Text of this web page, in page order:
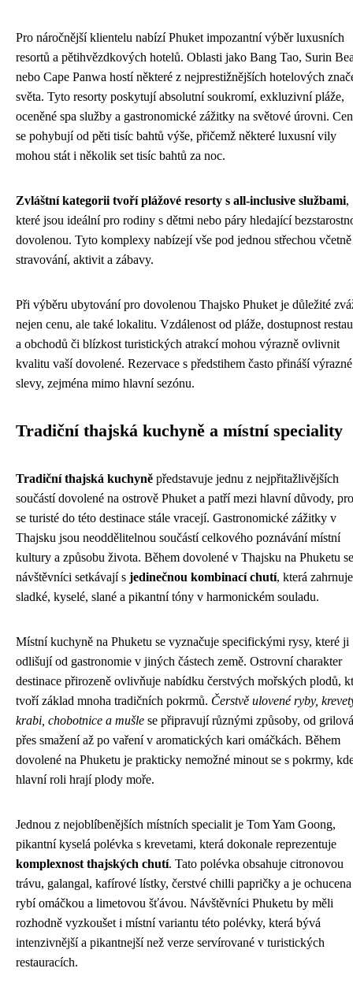
Pro náročnější klientelu nabízí Phuket impozantní výběr luxusních
resortů a pětihvězdkových hotelů. Oblasti jako Bang Tao, Surin
nebo Cape Panwa hostí některé z nejprestižnějších hotelových
světa. Tyto resorty poskytují absolutní soukromí, exkluzivní pláže,
oceněné spa služby a gastronomické zážitky na světové úrovni.
se pohybují od pěti tisíc bahtů výše, přičemž některé luxusní vily
mohou stát i několik set tisíc bahtů za noc.
Zvláštní kategorii tvoří plážové resorty s all-inclusive službami,
které jsou ideální pro rodiny s dětmi nebo páry hledající
dovolenou. Tyto komplexy nabízejí vše pod jednou střechou včetně
stravování, aktivit a zábavy.
Při výběru ubytování pro dovolenou Thajsko Phuket je důležité
nejen cenu, ale také lokalitu. Vzdálenost od pláže, dostupnost
a obchodů či blízkost turistických atrakcí mohou výrazně ovlivnit
kvalitu vaší dovolené. Rezervace s předstihem často přináší výrazné
slevy, zejména mimo hlavní sezónu.
Tradiční thajská kuchyně a místní speciality
Tradiční thajská kuchyně představuje jednu z nejpřitažlivějších
součástí dovolené na ostrově Phuket a patří mezi hlavní důvody,
se turisté do této destinace stále vracejí. Gastronomické zážitky v
Thajsku jsou neoddělitelnou součástí celkového poznávání místní
kultury a způsobu života. Během dovolené v Thajsku na Phuketu se
návštěvníci setkávají s jedinečnou kombinací chutí, která zahrnuje
sladké, kyselé, slané a pikantní tóny v harmonickém souladu.
Místní kuchyně na Phuketu se vyznačuje specifickými rysy, které ji
odlišují od gastronomie v jiných částech země. Ostrovní charakter
destinace přirozeně ovlivňuje nabídku čerstvých mořských plodů,
tvoří základ mnoha tradičních pokrmů. Čerstvě ulovené ryby,
krabi, chobotnice a mušle se připravují různými způsoby, od
přes smažení až po vaření v aromatických kari omáčkách. Během
dovolené na Phuketu je prakticky nemožné minout se s pokrmy,
hlavní roli hrají plody moře.
Jednou z nejoblíbenějších místních specialit je Tom Yam Goong,
pikantní kyselá polévka s krevetami, která dokonale reprezentuje
komplexnost thajských chutí. Tato polévka obsahuje citronovou
trávu, galangal, kafírové lístky, čerstvé chilli papričky a je ochucena
rybí omáčkou a limetovou šťávou. Návštěvníci Phuketu by měli
rozhodně vyzkoušet i místní variantu této polévky, která bývá
intenzivnější a pikantnejší než verze servírované v turistických
restauracích.